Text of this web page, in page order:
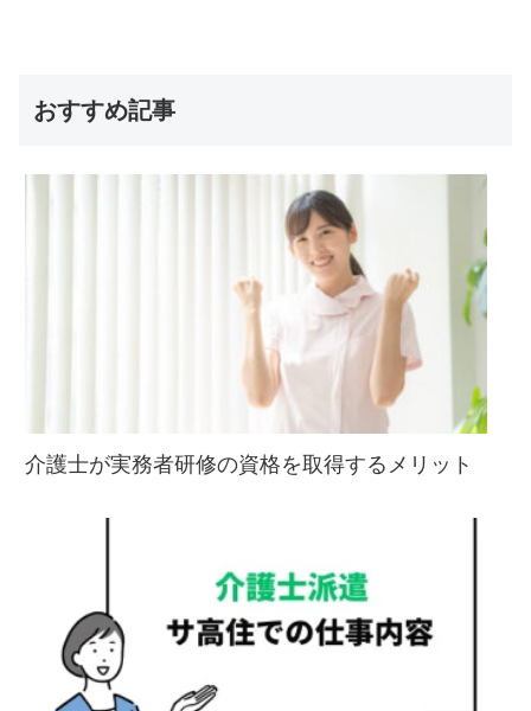
おすすめ記事
介護士が実務者研修の資格を取得するメリット